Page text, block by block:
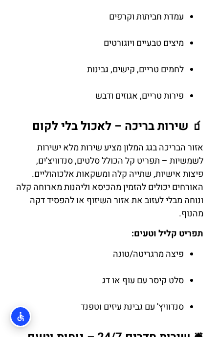
עמדת חביתות וקרפים
מיצים טבעיים ויוגורטים
לחמים טריים, קישים, גבינות
פירות טריים, אגוזים ודבש
🧃 שירות בריכה – לאכול בלי לקום
אזור הבריכה בגג המלון מציע שירות מלא ישירות
לשמשיות – תפריט קל הכולל סלטים, סנדוויצ'ים,
פיצות אישיות, שתייה קלה ומשקאות אלכוהוליים.
האורחים יכולים להזמין מהכיסא וליהנות מארוחה קלה
ונוחה מבלי לעזוב את אזור השיזוף או להפסיד דקה
מהנוף.
תפריט קליל וטעים:
פיצה מרגריטה/טונה
סלט קיסר עם עוף או דג
סנדוויץ' עם גבינת עיזים וטפנד